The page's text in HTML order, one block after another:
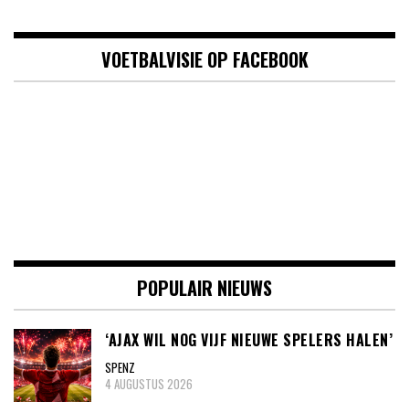
VOETBALVISIE OP FACEBOOK
POPULAIR NIEUWS
‘AJAX WIL NOG VIJF NIEUWE SPELERS HALEN’
SPENZ
4 AUGUSTUS 2026